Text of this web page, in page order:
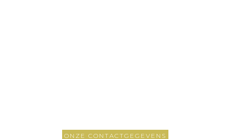
ONZE CONTACTGEGEVENS